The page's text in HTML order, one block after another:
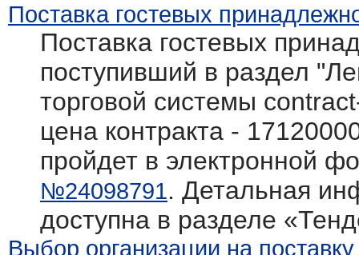
Поставка гостевых
Поставка гостевых
поступивший в раздел
торговой системы
цена контракта -
пройдет в электронной
№24098791. Детальная
доступна в разделе
Выбор организации на